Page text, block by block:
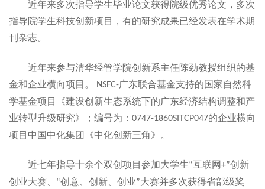
近年来多次指导学生毕业论文获得院级优秀论文，多次
指导院学生科技创新项目，有的研究成果已经发表在学术期
刊杂志。
近年来参与清华经管学院创新系主任陈劲教授组织的基
金和企业横向项目。
NSFC-广东联合基金支持的国家自然科
学基金项目《建设创新生态系统下的广东经济结构调整和产
业转型升级研究》；编号为： 0747-1860SITCP047的企业横向
项目中国中化集团《中化创新三角》。
近七年指导十余个双创项目参加大学生“互联网+”创新
创业大赛、 “创意、创新、创业”大赛并多次获得省部级奖